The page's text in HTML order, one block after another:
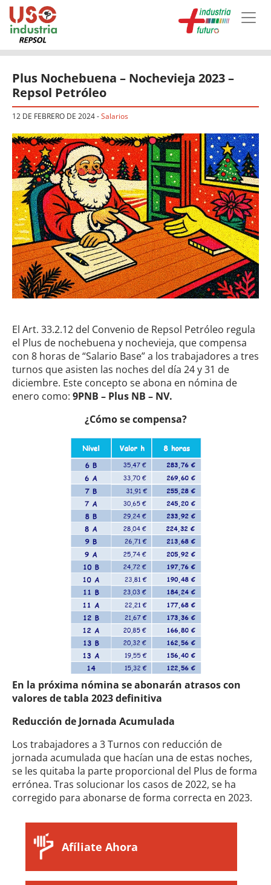
Skip to main content
Plus Nochebuena – Nochevieja 2023 –
Repsol Petróleo
12 DE FEBRERO DE 2024-Salarios
El Art. 33.2.12 del Convenio de Repsol Petróleo regula
el Plus de nochebuena y nochevieja, que compensa
con 8 horas de “Salario Base” a los trabajadores a tres
turnos que asisten las noches del día 24 y 31 de
diciembre. Este concepto se abona en nómina de
enero como: 9PNB – Plus NB – NV.
¿Cómo se compensa?
En la próxima nómina se abonarán atrasos con
valores de tabla 2023 definitiva
Reducción de Jornada Acumulada
Los trabajadores a 3 Turnos con reducción de
jornada acumulada que hacían una de estas noches,
se les quitaba la parte proporcional del Plus de forma
errónea. Tras solucionar los casos de 2022, se ha
corregido para abonarse de forma correcta en 2023.
Afíliate Ahora